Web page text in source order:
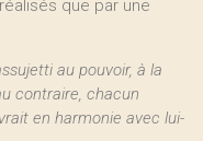
que par une
au pouvoir, à la
contraire, chacun
en harmonie avec lui-